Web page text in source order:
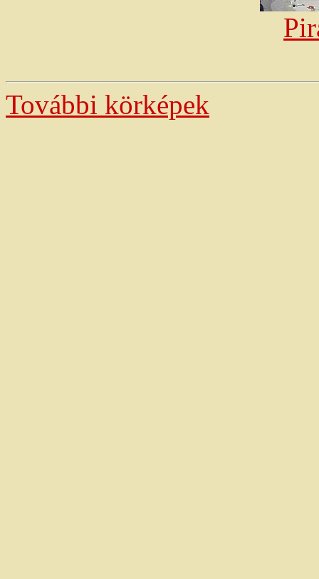
További körképek